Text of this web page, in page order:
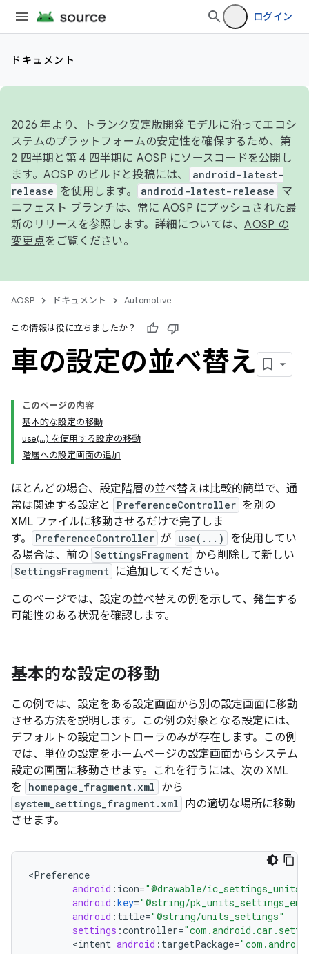
ログイン
ドキュメント
2026 年より、トランク安定版開発モデルに沿ってエコシ
ステムのプラットフォームの安定性を確保するため、第
2 四半期と第 4 四半期に AOSP にソースコードを公開し
ます。AOSP のビルドと投稿には、
android-latest-
release
を使用します。 android-latest-release
マ
ニフェスト ブランチは、常に AOSP にプッシュされた最
新のリリースを参照します。詳細については、AOSP の
変更点をご覧ください。
AOSP ドキュメント Automotive
この情報は役に立ちましたか？
車の設定の並べ替え
このページの内容
基本的な設定の移動
use(...) を使用する設定の移動
階層への設定画面の追加
ほとんどの場合、設定階層の並べ替えは比較的簡単で、通
常は関連する設定と
PreferenceController を別の
XML ファイルに移動させるだけで完了しま
す。
PreferenceController が use(...)
を使用してい
る場合は、前の SettingsFragment から削除して新しい
SettingsFragment に追加してください。
このページでは、設定の並べ替えの例を示して、発生する
可能性のある状況を確認します。
基本的な設定の移動
この例では、設定をある設定画面から別の設定画面に移動
させる方法を説明します。この例の対象となる設定には、
デフォルトの設定コントローラのみが存在します。この例
では、単位の設定をホームページの設定画面からシステム
設定の画面に移動させます。これを行うには、次の XML
を
homepage_fragment.xml から
system_settings_fragment.xml 内の適切な場所に移動
させます。
<Preference
android : icon="@drawable/ic_settings_units"
android :key="@string/
android : title="@string/units_settings"
settings :controller=
<intent android : targetPackage=